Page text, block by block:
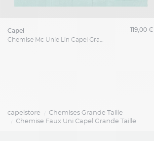
capel
Chemise Mc Unie Lin Capel Grande Taille
119,00 €
capelstore
Chemises Grande Taille
Chemise Faux Uni Capel Grande Taille